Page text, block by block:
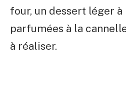
four, un dessert léger à
parfumées à la
à réaliser.